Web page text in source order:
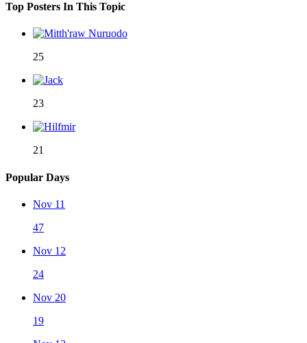
Top Posters In This Topic
25
23
21
Popular Days
Nov 11
47
Nov 12
24
Nov 20
19